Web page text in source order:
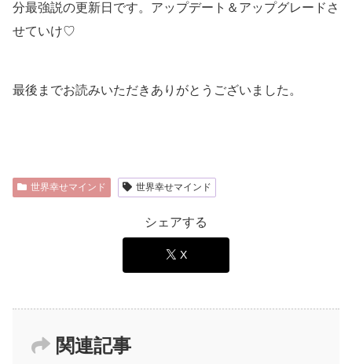
分最強説の更新日です。アップデート＆アップグレードさ
せていけ♡
最後までお読みいただきありがとうございました。
世界幸せマインド 世界幸せマインド
シェアする
X
関連記事